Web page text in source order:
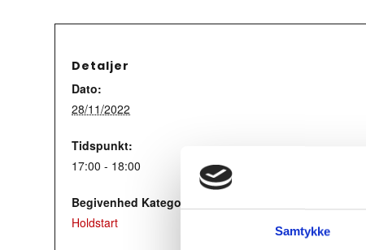
Samtykke
Detaljer
Dato:
28/11/2022
Tidspunkt:
17:00 - 18:00
Begivenhed Kategori:
Holdstart